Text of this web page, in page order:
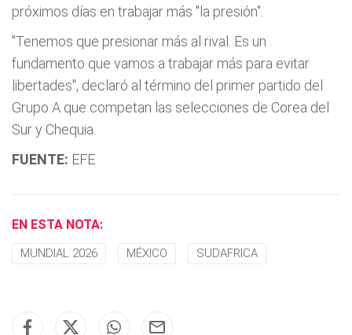
próximos días en trabajar más "la presión".
"Tenemos que presionar más al rival. Es un
fundamento que vamos a trabajar más para evitar
libertades", declaró al término del primer partido del
Grupo A que competan las selecciones de Corea del
Sur y Chequia.
FUENTE: EFE
EN ESTA NOTA:
MUNDIAL 2026 MÉXICO SUDAFRICA